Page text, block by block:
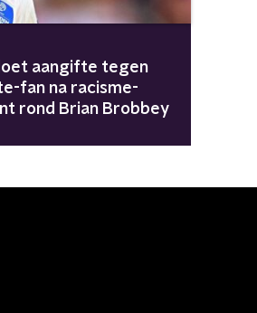
aangifte tegen
fan na racisme-
rond Brian Brobbey